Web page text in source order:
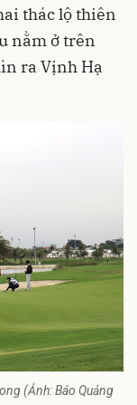
thác lộ thiên
nằm ở trên
ra Vịnh Hạ
(Ảnh: Báo Quảng